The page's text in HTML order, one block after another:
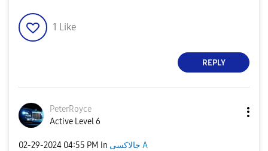
1 Like
REPLY
PeterRoyce
Active Level 6
‎02-29-2024 04:55 PM in جالاكسى A